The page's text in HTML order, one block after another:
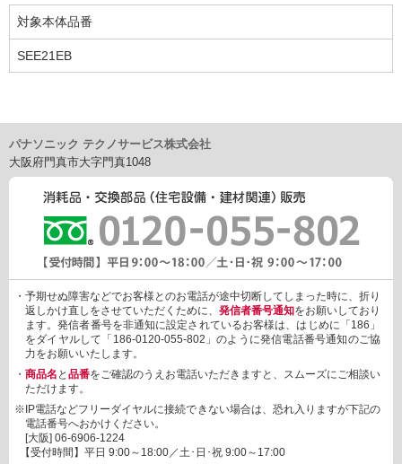
対象本体品番
SEE21EB
パナソニック テクノサービス株式会社
大阪府門真市大字門真1048
・予期せぬ障害などでお客様とのお電話が途中切断してしまった時に、折り
返しかけ直しをさせていただくために、 発信者番号通知をお願いしており
ます。発信者番号を非通知に設定されているお客様は、はじめに「186」
をダイヤルして「186-0120-055-802」のように発信電話番号通知のご協
力をお願いいたします。
・ 商品名 と 品番をご確認のうえお電話いただきますと、スムーズにご相談い
ただけます。
※IP電話などフリーダイヤルに接続できない場合は、恐れ入りますが下記の
電話番号へおかけください。
[大阪] 06-6906-1224
【受付時間】平日 9:00～18:00／土･日･祝 9:00～17:00